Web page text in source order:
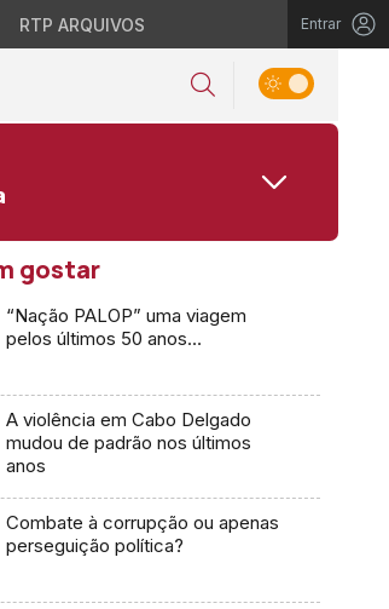
RTP ARQUIVOS Entrar
gostar
“Nação PALOP” uma viagem
pelos últimos 50 anos…
A violência em Cabo Delgado
mudou de padrão nos últimos
anos
Combate à corrupção ou apenas
perseguição política?